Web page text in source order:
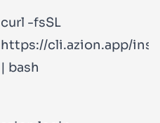
curl -fsSL
https://cli.azion.app/
| bash